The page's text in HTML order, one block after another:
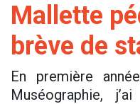
Mallette
brève de
En première
Muséographie,